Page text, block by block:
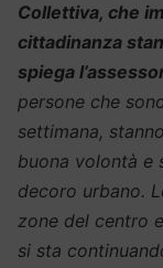
Collettiva, che
cittadinanza
spiega
persone che
settimana,
buona volontà e
decoro urbano.
zone del centro
si sta